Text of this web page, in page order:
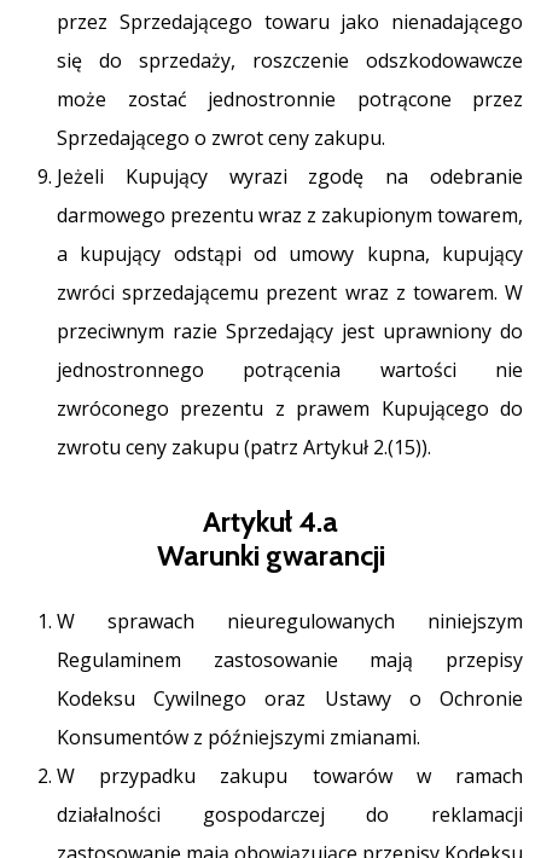
przez Sprzedającego towaru jako nienadającego
się do sprzedaży, roszczenie odszkodowawcze
może zostać jednostronnie potrącone przez
Sprzedającego o zwrot ceny zakupu.
Jeżeli Kupujący wyrazi zgodę na odebranie
darmowego prezentu wraz z zakupionym towarem,
a kupujący odstąpi od umowy kupna, kupujący
zwróci sprzedającemu prezent wraz z towarem. W
przeciwnym razie Sprzedający jest uprawniony do
jednostronnego potrącenia wartości nie
zwróconego prezentu z prawem Kupującego do
zwrotu ceny zakupu (patrz Artykuł 2.(15)).
Artykuł 4.a
Warunki gwarancji
W sprawach nieuregulowanych niniejszym
Regulaminem zastosowanie mają przepisy
Kodeksu Cywilnego oraz Ustawy o Ochronie
Konsumentów z późniejszymi zmianami.
W przypadku zakupu towarów w ramach
działalności gospodarczej do reklamacji